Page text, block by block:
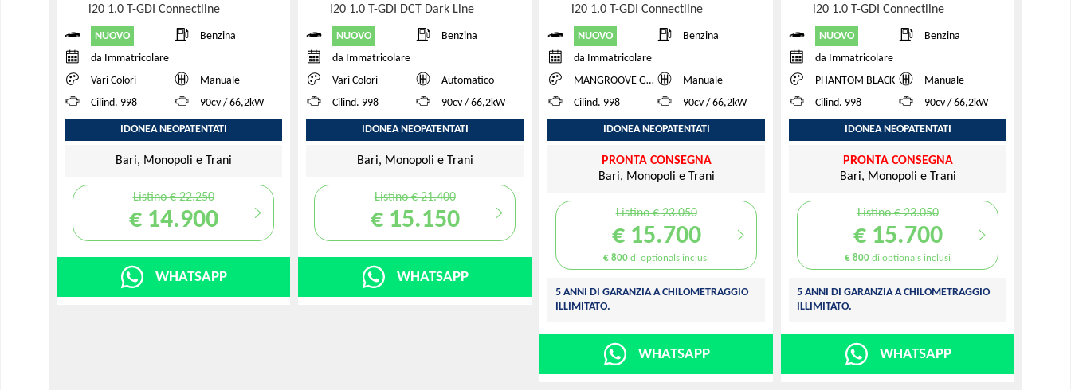
i20 1.0 T-GDI Connectline
NUOVO
Benzina
da Immatricolare
Vari Colori
Manuale
Cilind. 998
90cv / 66,2kW
IDONEA NEOPATENTATI
Bari, Monopoli e Trani
Listino € 22.250
€ 14.900
WHATSAPP
i20 1.0 T-GDI DCT Dark Line
NUOVO
Benzina
da Immatricolare
Vari Colori
Automatico
Cilind. 998
90cv / 66,2kW
IDONEA NEOPATENTATI
Bari, Monopoli e Trani
Listino € 21.400
€ 15.150
WHATSAPP
i20 1.0 T-GDI Connectline
NUOVO
Benzina
da Immatricolare
MANGROOVE GREEN
Manuale
Cilind. 998
90cv / 66,2kW
IDONEA NEOPATENTATI
PRONTA CONSEGNA
Bari, Monopoli e Trani
Listino € 23.050
€ 15.700
€ 800 di optionals inclusi
5 ANNI DI GARANZIA A CHILOMETRAGGIO
ILLIMITATO.
WHATSAPP
i20 1.0 T-GDI Connectline
NUOVO
Benzina
da Immatricolare
PHANTOM BLACK
Manuale
Cilind. 998
90cv / 66,2kW
IDONEA NEOPATENTATI
PRONTA CONSEGNA
Bari, Monopoli e Trani
Listino € 23.050
€ 15.700
€ 800 di optionals inclusi
5 ANNI DI GARANZIA A CHILOMETRAGGIO
ILLIMITATO.
WHATSAPP